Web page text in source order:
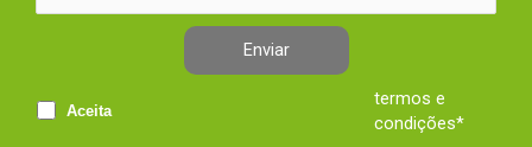
Enviar
Aceita
termos e
condições*